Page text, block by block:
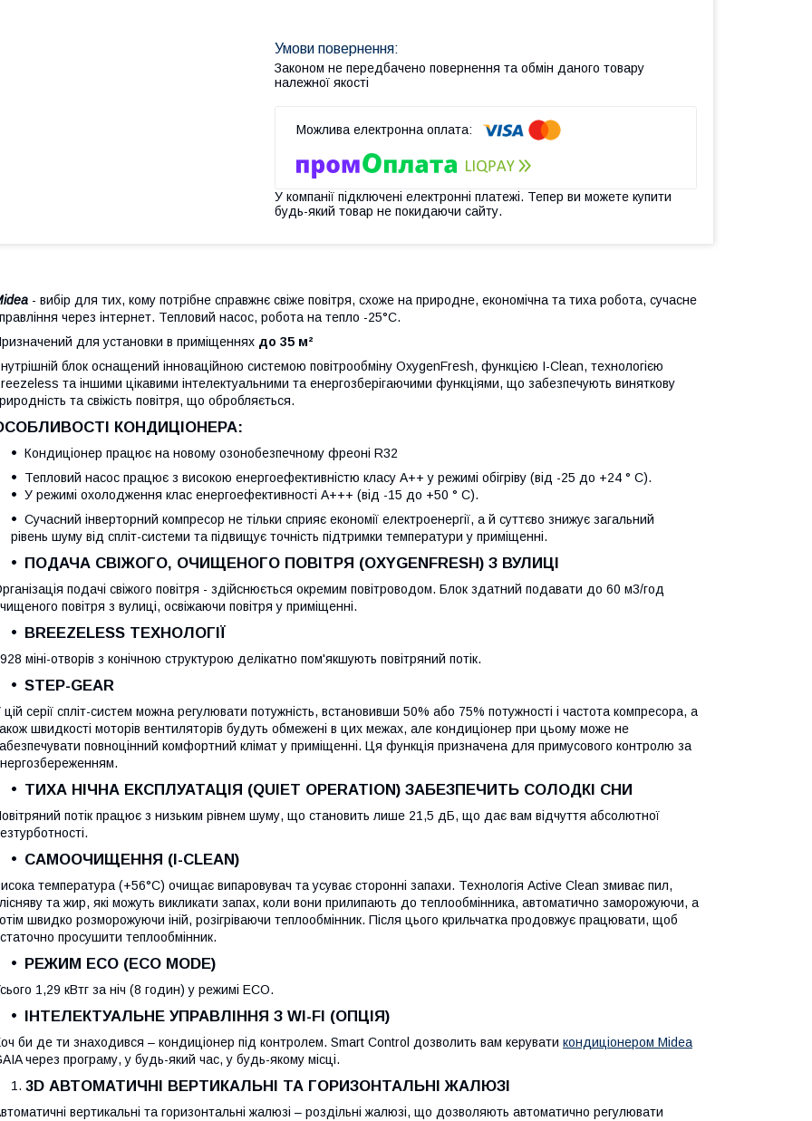
Законом не передбачено повернення та обмін даного товару
належної якості
У компанії підключені електронні платежі. Тепер ви можете купити
будь-який товар не покидаючи сайту.
- вибір для тих, кому потрібне справжнє свіже повітря, схоже на природне, економічна та тиха робота, сучасне
через інтернет. Тепловий насос, робота на тепло -25°С.
для установки в приміщеннях до 35 м²
блок оснащений інноваційною системою повітрообміну OxygenFresh, функцією I-Clean, технологією
та іншими цікавими інтелектуальними та енергозберігаючими функціями, що забезпечують виняткову
та свіжість повітря, що обробляється.
КОНДИЦІОНЕРА:
Кондиціонер працює на новому озонобезпечному фреоні R32
Тепловий насос працює з високою енергоефективністю класу A++ у режимі обігріву (від -25 до +24 ° C).
У режимі охолодження клас енергоефективності A+++ (від -15 до +50 ° C).
Сучасний інверторний компресор не тільки сприяє економії електроенергії, а й суттєво знижує загальний
рівень шуму від спліт-системи та підвищує точність підтримки температури у приміщенні.
ПОДАЧА СВІЖОГО, ОЧИЩЕНОГО ПОВІТРЯ (OXYGENFRESH) З ВУЛИЦІ
подачі свіжого повітря - здійснюється окремим повітроводом. Блок здатний подавати до 60 м3/год
повітря з вулиці, освіжаючи повітря у приміщенні.
BREEZELESS ТЕХНОЛОГІЇ
міні-отворів з конічною структурою делікатно пом'якшують повітряний потік.
STEP-GEAR
цій серії спліт-систем можна регулювати потужність, встановивши 50% або 75% потужності і частота компресора, а
швидкості моторів вентиляторів будуть обмежені в цих межах, але кондиціонер при цьому може не
повноцінний комфортний клімат у приміщенні. Ця функція призначена для примусового контролю за
ТИХА НІЧНА ЕКСПЛУАТАЦІЯ (QUIET OPERATION) ЗАБЕЗПЕЧИТЬ СОЛОДКІ СНИ
потік працює з низьким рівнем шуму, що становить лише 21,5 дБ, що дає вам відчуття абсолютної
САМООЧИЩЕННЯ (I-CLEAN)
температура (+56°C) очищає випаровувач та усуває сторонні запахи. Технологія Active Clean змиває пил,
та жир, які можуть викликати запах, коли вони прилипають до теплообмінника, автоматично заморожуючи, а
швидко розморожуючи іній, розігріваючи теплообмінник. Після цього крильчатка продовжує працювати, щоб
просушити теплообмінник.
РЕЖИМ ECO (ECO MODE)
1,29 кВтг за ніч (8 годин) у режимі ECO.
ІНТЕЛЕКТУАЛЬНЕ УПРАВЛІННЯ З WI-FI (ОПЦІЯ)
би де ти знаходився – кондиціонер під контролем. Smart Control дозволить вам керувати кондиціонером Midea
через програму, у будь-який час, у будь-якому місці.
3D АВТОМАТИЧНІ ВЕРТИКАЛЬНІ ТА ГОРИЗОНТАЛЬНІ ЖАЛЮЗІ
вертикальні та горизонтальні жалюзі – роздільні жалюзі, що дозволяють автоматично регулювати